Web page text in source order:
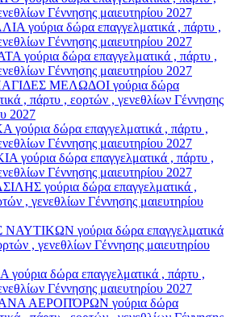
Γέννησης μαιευτηρίου 2027
γούρια δώρα επαγγελματικά , πάρτυ ,
Γέννησης μαιευτηρίου 2027
γούρια δώρα επαγγελματικά , πάρτυ ,
Γέννησης μαιευτηρίου 2027
ΜΕΛΩΔΟΙ γούρια δώρα
, πάρτυ , εορτών , γενεθλίων Γέννησης
2027
δώρα επαγγελματικά , πάρτυ ,
Γέννησης μαιευτηρίου 2027
γούρια δώρα επαγγελματικά , πάρτυ ,
Γέννησης μαιευτηρίου 2027
γούρια δώρα επαγγελματικά ,
, γενεθλίων Γέννησης μαιευτηρίου
γούρια δώρα επαγγελματικά
, γενεθλίων Γέννησης μαιευτηρίου
δώρα επαγγελματικά , πάρτυ ,
Γέννησης μαιευτηρίου 2027
ΑΕΡΟΠΌΡΩΝ γούρια δώρα